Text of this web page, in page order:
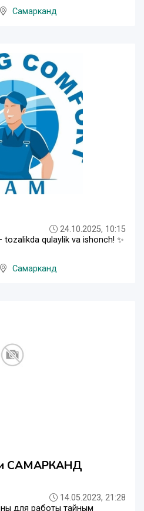
Самарканд
24.10.2025, 10:15
tozalikda qulaylik va ishonch! ✨
Самарканд
САМАРКАНД
14.05.2023, 21:28
для работы тайным